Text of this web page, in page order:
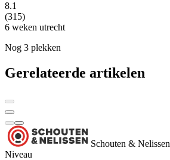
8.1
(315)
6 weken utrecht
Nog 3 plekken
Gerelateerde artikelen
Schouten & Nelissen
Niveau